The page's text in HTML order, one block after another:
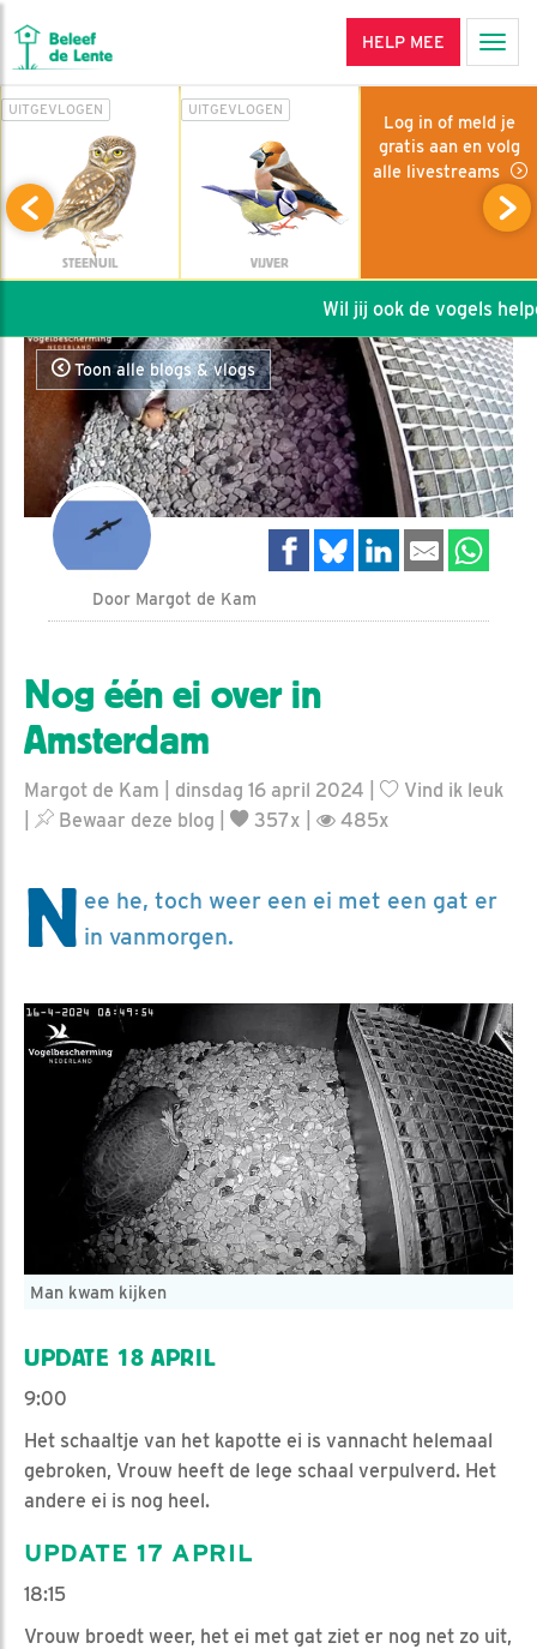
HELP MEE
UITGEVLOGEN
STEENUIL
UITGEVLOGEN
VIJVER
Log in of meld je
gratis aan en volg
alle livestreams
Wil jij ook de vogels
Toon alle blogs & vlogs
Door Margot de Kam
Nog één ei over in
Amsterdam
Margot de Kam | dinsdag 16 april 2024 |
Vind ik leuk
Bewaar deze blog 357x | 485x
N ee he, toch weer een ei met een gat er
in vanmorgen.
Man kwam kijken
UPDATE 18 APRIL
9:00
Het schaaltje van het kapotte ei is vannacht helemaal
gebroken, Vrouw heeft de lege schaal verpulverd. Het
andere ei is nog heel.
UPDATE 17 APRIL
18:15
Vrouw broedt weer, het ei met gat ziet er nog net zo uit,